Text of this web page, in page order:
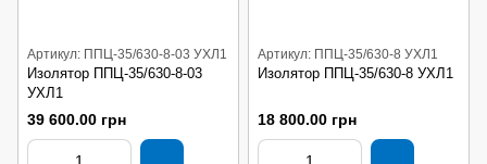
Артикул: ППЦ-35/630-8-03 УХЛ1
Изолятор ППЦ-35/630-8-03
УХЛ1
39 600.00 грн
Артикул: ППЦ-35/630-8 УХЛ1
Изолятор ППЦ-35/630-8 УХЛ1
18 800.00 грн